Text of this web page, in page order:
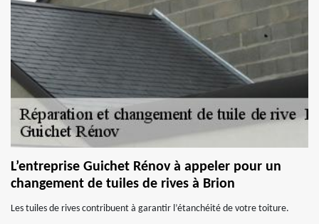
L’entreprise Guichet Rénov à appeler pour un
changement de tuiles de rives à Brion
Les tuiles de rives contribuent à garantir l’étanchéité de votre toiture.